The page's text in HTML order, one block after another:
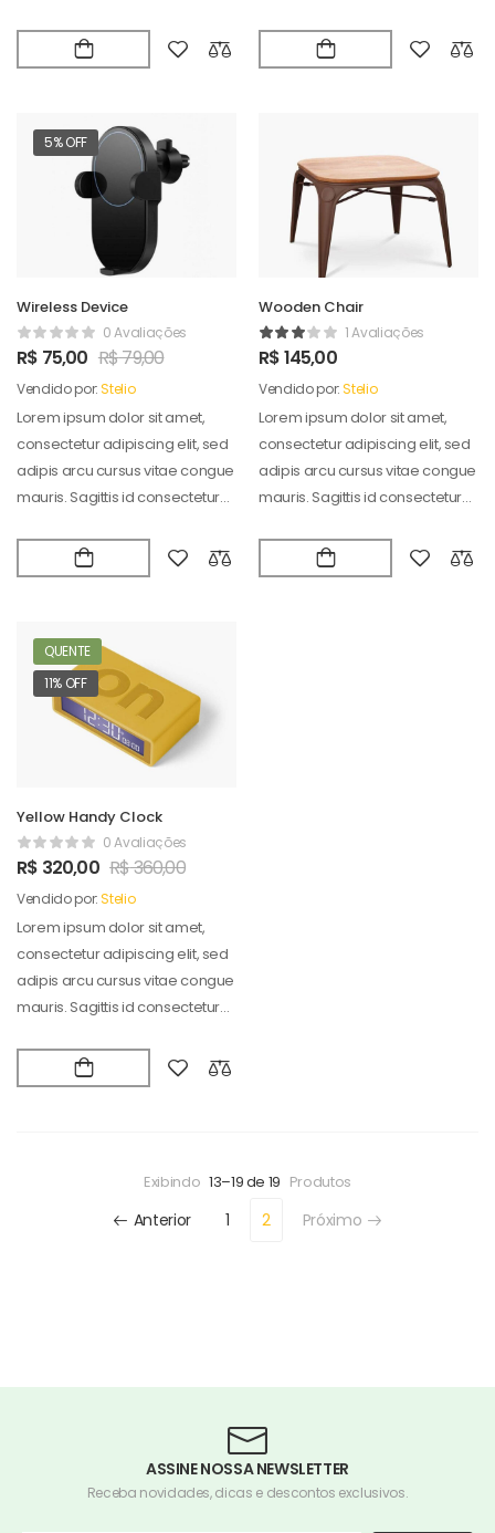
5% OFF
Wireless Device
0 Avaliações
R$ 75,00 R$79,00
Vendido por:Stelio
Lorem ipsum dolor sit amet,
consectetur adipiscing elit, sed
adipis arcu cursus vitae congue
mauris. Sagittis id consectetur
Wooden Chair
1 Avaliações
R$145,00
Vendido por:Stelio
Lorem ipsum dolor sit amet,
consectetur adipiscing elit, sed
adipis arcu cursus vitae congue
mauris. Sagittis id consectetur
QUENTE
11% OFF
Yellow Handy Clock
0 Avaliações
R$ 320,00 R$360,00
Vendido por:Stelio
Lorem ipsum dolor sit amet,
consectetur adipiscing elit, sed
adipis arcu cursus vitae congue
mauris. Sagittis id consectetur
Exibindo 13–19 de 19 Produtos
Anterior 1 2 Próximo
ASSINE NOSSA NEWSLETTER
Receba novidades, dicas e descontos exclusivos.